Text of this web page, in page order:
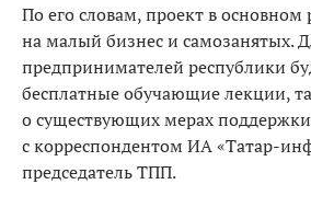
По его словам, проект в основном
на малый бизнес и самозанятых.
предпринимателей республики
бесплатные обучающие лекции,
о существующих мерах
с корреспондентом ИА «Татар-
председатель ТПП.